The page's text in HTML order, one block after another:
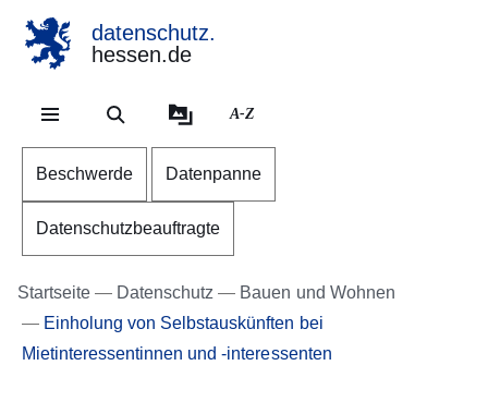
datenschutz.
hessen.de
A-Z
Beschwerde Datenpanne
Datenschutzbeauftragte
Startseite Datenschutz
Bauen und Wohnen
Einholung von Selbstauskünften bei
Mietinteressentinnen und -interessenten